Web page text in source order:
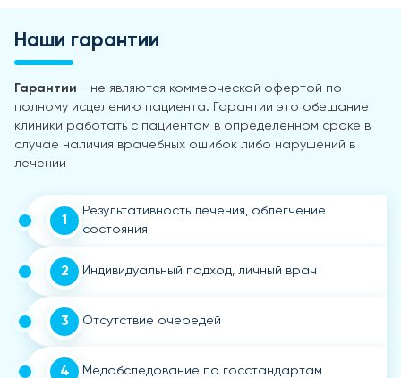
Наши гарантии
Гарантии - не являются коммерческой офертой по
полному исцелению пациента. Гарантии это обещание
клиники работать с пациентом в определенном сроке в
случае наличия врачебных ошибок либо нарушений в
лечении
1
Результативность лечения, облегчение
состояния
2 Индивидуальный подход, личный врач
3 Отсутствие очередей
4 Медобследование по госстандартам